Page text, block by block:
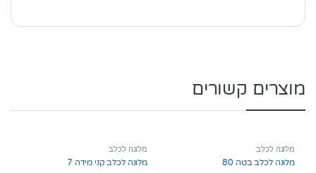
מוצרים קשורים
מלונה לכלב
מלונה לכלב בטה 80
מלונה לכלב
מלונה לכלב קני מידה 7